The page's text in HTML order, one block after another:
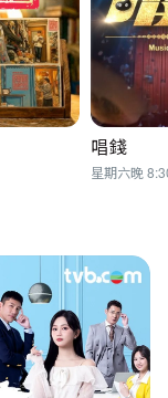
唱錢
星期六晚